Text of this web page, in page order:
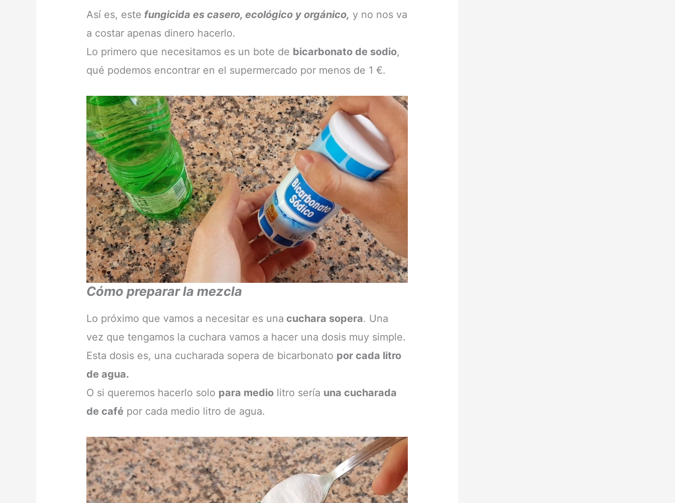
Así es, este fungicida es casero, ecológico y orgánico, y no nos va
a costar apenas dinero hacerlo.
Lo primero que necesitamos es un bote de bicarbonato de sodio,
qué podemos encontrar en el supermercado por menos de 1 €.
Cómo preparar la mezcla
Lo próximo que vamos a necesitar es una cuchara sopera. Una
vez que tengamos la cuchara vamos a hacer una dosis muy simple.
Esta dosis es, una cucharada sopera de bicarbonato por cada litro
de agua.
O si queremos hacerlo solo para medio litro sería una cucharada
de café por cada medio litro de agua.